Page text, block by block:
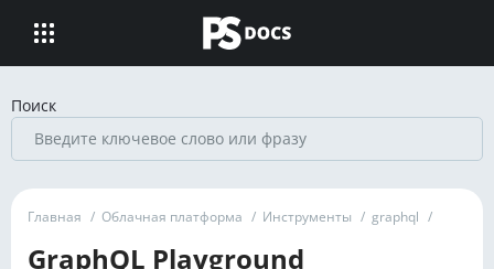
Поиск
Главная / Облачная платформа / Инструменты / graphql /
GraphQL Playground